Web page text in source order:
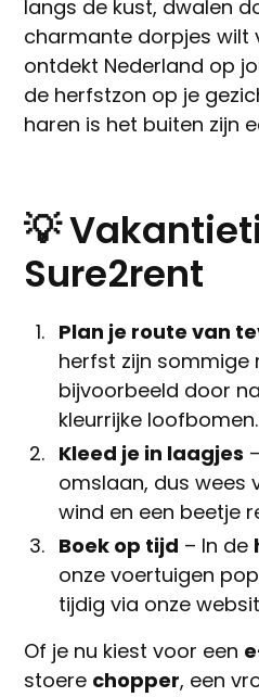
langs de kust, dwalen
charmante dorpjes wilt
ontdekt Nederland op
de herfstzon op je
haren is het buiten zijn
💡
Sure2rent
Plan je route van
herfst zijn sommige
bijvoorbeeld door
kleurrijke loofbomen.
Kleed je in laagjes
omslaan, dus wees
wind en een beetje
Boek op tijd – In de
onze voertuigen
tijdig via onze
Of je nu kiest voor een
stoere chopper, een